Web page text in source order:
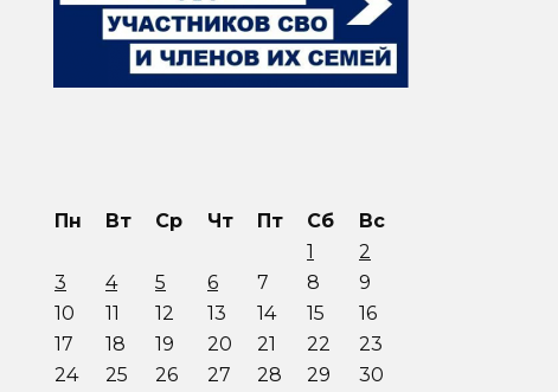
Пн Вт Ср Чт Пт Сб
Вс
1
2
3
4 5 6 7 8
9
10
11 12 13 14 15
16
17
18 19 20 21 22
23
24
25 26 27 28 29
30